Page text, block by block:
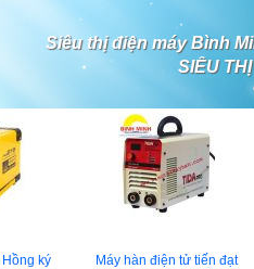
Siêu thị điện máy Bình
SIÊU
ký
Máy hàn điện tử tiến đạt